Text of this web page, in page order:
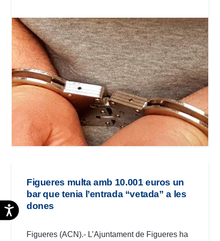
Accesibilidad
Figueres multa amb 10.001 euros un
bar que tenia l’entrada “vetada” a les
dones
Figueres (ACN).- L’Ajuntament de Figueres ha